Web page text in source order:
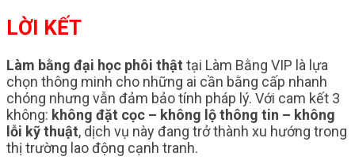
LỜI KẾT
Làm bằng đại học phôi thật tại Làm Bằng VIP là lựa
chọn thông minh cho những ai cần bằng cấp nhanh
chóng nhưng vẫn đảm bảo tính pháp lý. Với cam kết 3
không: không đặt cọc – không lộ thông tin – không
lỗi kỹ thuật, dịch vụ này đang trở thành xu hướng trong
thị trường lao động cạnh tranh.